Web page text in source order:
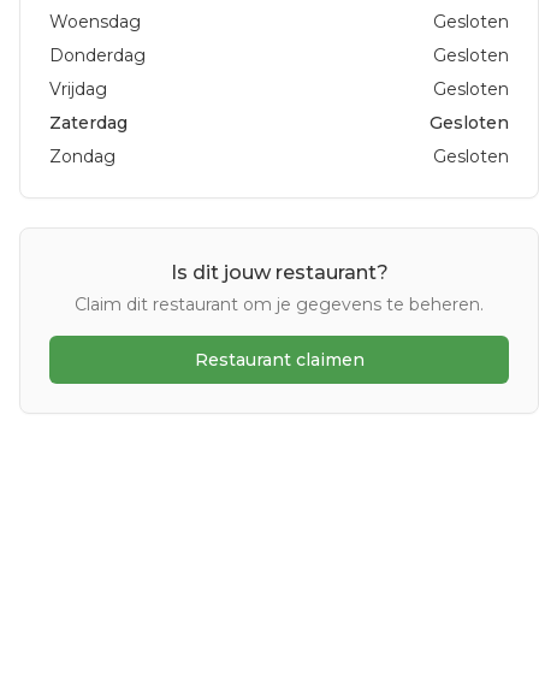
Woensdag
Gesloten
Donderdag
Gesloten
Vrijdag
Gesloten
Zaterdag
Gesloten
Zondag
Gesloten
Is dit jouw restaurant?
Claim dit restaurant om je gegevens te beheren.
Restaurant claimen